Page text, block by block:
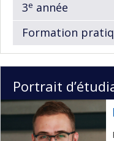
3e année
Formation
Portrait